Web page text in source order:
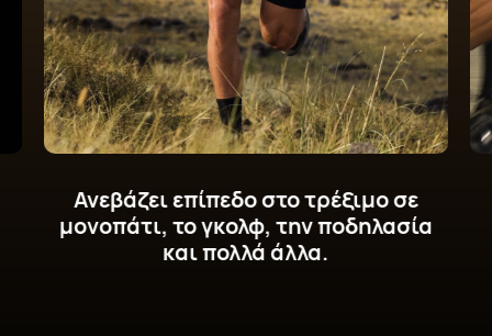
Αποκτήστε νέες δυναμικές μετρήσεις
ποδηλασίας στον καρπό σας.
Προπονηθείτε επιστημονικά.